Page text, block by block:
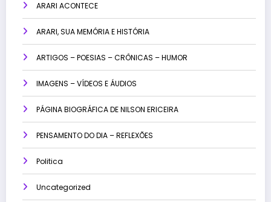
ARARI ACONTECE
ARARI, SUA MEMÓRIA E HISTÓRIA
ARTIGOS – POESIAS – CRÔNICAS – HUMOR
IMAGENS – VÍDEOS E ÁUDIOS
PÁGINA BIOGRÁFICA DE NILSON ERICEIRA
PENSAMENTO DO DIA – REFLEXÕES
Politica
Uncategorized